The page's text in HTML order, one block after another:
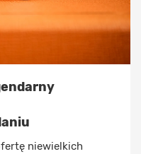
niewielkich